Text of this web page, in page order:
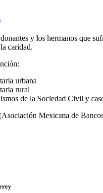
y los hermanos que
caridad.
urbana
rural
de la Sociedad Civil y
Mexicana de